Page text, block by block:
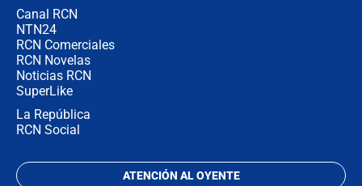
Canal RCN
NTN24
RCN Comerciales
RCN Novelas
Noticias RCN
SuperLike
La República
RCN Social
ATENCIÓN AL OYENTE